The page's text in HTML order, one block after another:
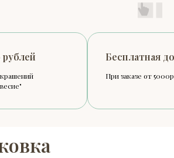
Бесплатная
При заказе от 5000р.